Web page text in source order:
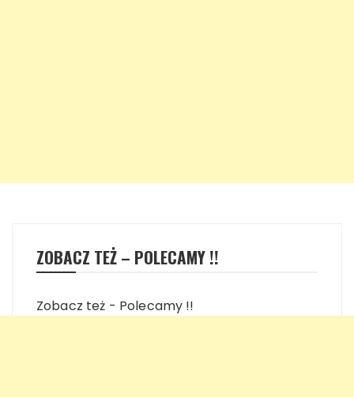
ZOBACZ TEŻ – POLECAMY !!
Zobacz też - Polecamy !!